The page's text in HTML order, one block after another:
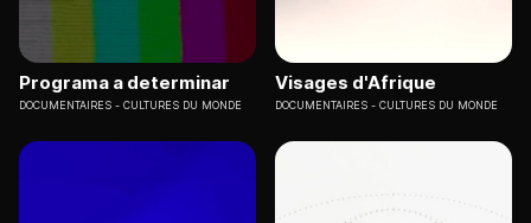
Programa a determinar
DOCUMENTAIRES CULTURES DU MONDE
Visages d'Afrique
DOCUMENTAIRES CULTURES DU MONDE